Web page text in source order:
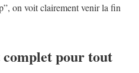
on voit clairement venir la fin
pour tout